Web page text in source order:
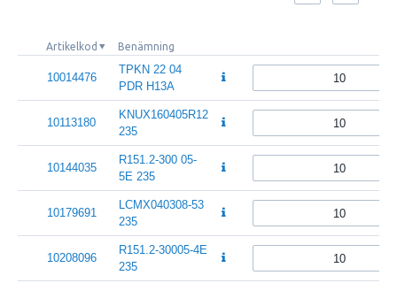
Artikelkod Benämning
10014476
TPKN 22 04
PDR H13A
10113180
KNUX160405R12
235
10144035
R151.2-300 05-
5E 235
10179691
LCMX040308-53
235
10208096
R151.2-30005-4E
235